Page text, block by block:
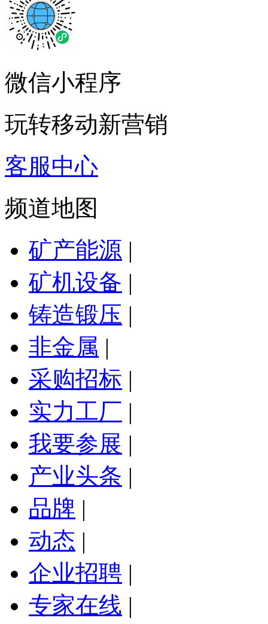
微信小程序
玩转移动新营销
客服中心
频道地图
矿产能源 |
矿机设备 |
铸造锻压 |
非金属 |
采购招标 |
实力工厂 |
我要参展 |
产业头条 |
品牌 |
动态 |
企业招聘 |
专家在线 |